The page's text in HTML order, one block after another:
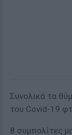
Συνολικά τα
του Covid-19
8 συμπολίτες